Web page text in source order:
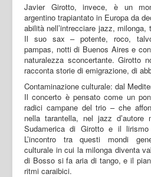
Javier Girotto, invece, è un
argentino trapiantato in Europa da
abilità nell’intrecciare jazz,
Il suo sax – potente, roco,
pampas, notti di Buenos Aires e
naturalezza sconcertante. Girotto
racconta storie di emigrazione, di
Contaminazione culturale: dal
Il concerto è pensato come un
radici campane del trio – che
nella tarantella, nel jazz d’autore
Sudamerica di Girotto e il
L’incontro tra questi mondi
culturale in cui la milonga diventa
di Bosso si fa aria di tango, e il
ritmi caraibici.